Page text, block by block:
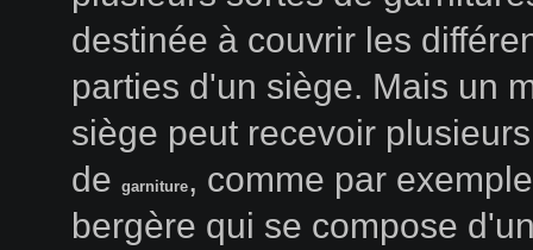
destinée à couvrir les
parties d'un siège. Mais un
siège peut recevoir
de garniture, comme par
bergère qui se compose